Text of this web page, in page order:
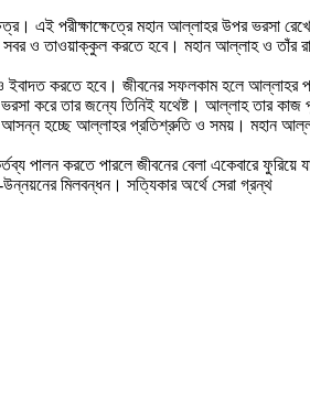
পরীক্ষাক্ষেত্রে মহান আল্লাহর উপর ভরসা রেখে
ও তাওয়াক্কুল করতে হবে। মহান আল্লাহ ও তাঁর
করতে হবে। জীবনের সফলকাম হলে আল্লাহর
করে তার জন্যে তিনিই যথেষ্ট। আল্লাহ তার
হচ্ছে আল্লাহর প্রতিশ্রুতি ও সময়। মহান
করতে পারলে জীবনের বেলা একেবারে ফুরিয়ে
মিলবন্ধন। সত্যিকার অর্থে সেরা গ্রন্থ